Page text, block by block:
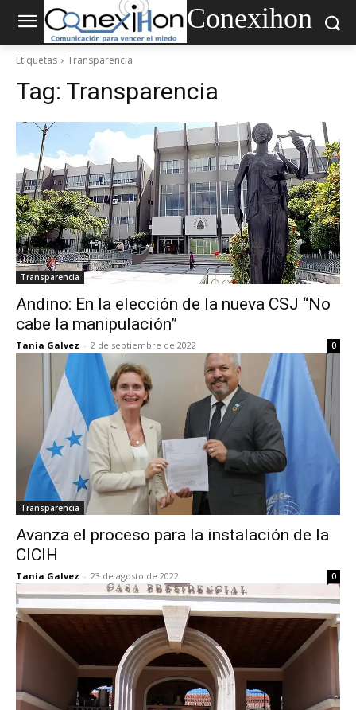
Conexihon
Etiquetas Transparencia
Tag: Transparencia
Transparencia
Andino: En la elección de la nueva CSJ “No
cabe la manipulación”
Tania Galvez - 2 de septiembre de 2022 0
Transparencia
Avanza el proceso para la instalación de la
CICIH
Tania Galvez - 23 de agosto de 2022 0